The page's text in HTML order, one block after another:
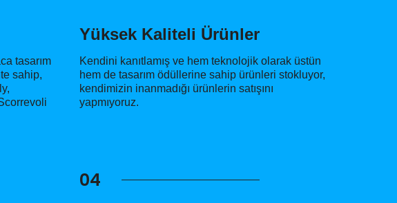
tasarım
sahip,
Yüksek Kaliteli Ürünler
Kendini kanıtlamış ve hem teknolojik olarak üstün
hem de tasarım ödüllerine sahip ürünleri stokluyor,
kendimizin inanmadığı ürünlerin satışını
yapmıyoruz.
04